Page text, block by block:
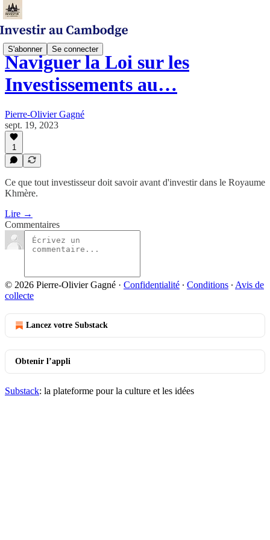
S'abonner Se connecter
Naviguer la Loi sur les
Investissements au…
Pierre-Olivier Gagné
sept. 19, 2023
1
Ce que tout investisseur doit savoir avant d'investir dans le Royaume
Khmère.
Lire →
Commentaires
© 2026 Pierre-Olivier Gagné · Confidentialité ∙ Conditions ∙ Avis de
collecte
Lancez votre Substack
Obtenir l’appli
Substack: la plateforme pour la culture et les idées